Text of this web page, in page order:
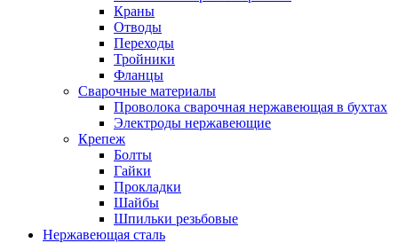
Краны
Отводы
Переходы
Тройники
Фланцы
Сварочные материалы
Проволока сварочная нержавеющая в бухтах
Электроды нержавеющие
Крепеж
Болты
Гайки
Прокладки
Шайбы
Шпильки резьбовые
Нержавеющая сталь